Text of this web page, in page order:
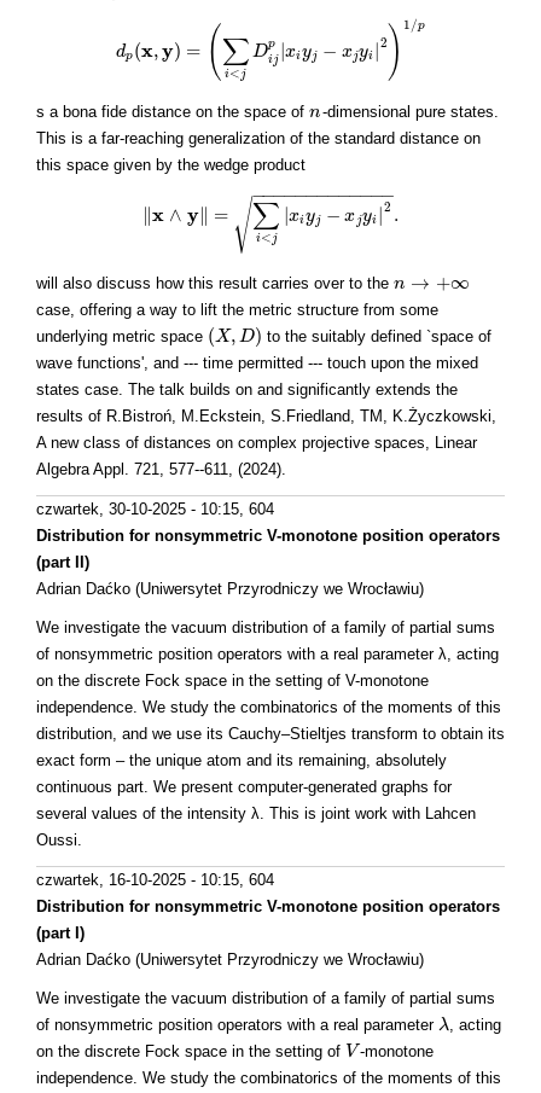
dp (x,y) = (∑
i< j
Dp
ij |xiyj − xjyi |2 ) 1 /p
dp( x,y = ∑i Dijp xiyj−xjy |2)1/p
s a bona fide distance on the space of n
n -dimensional pure states.
This is a far-reaching generalization of the standard distance on
this space given by the wedge product
∥x ∧ y∥ = ∑
i< j
|xiyj − x jyi |2
− −
−−−−−−−−−−−
√ .
‖x ∧y‖ ∑ < yj−xjyi|2 .
will also discuss how this result carries over to the n → +∞
n→+∞
case, offering a way to lift the metric structure from some
underlying metric space (X, D)
(X,D )
to the suitably defined `space of
wave functions', and --- time permitted --- touch upon the mixed
states case. The talk builds on and significantly extends the
results of R.Bistroń, M.Eckstein, S.Friedland, TM, K.Życzkowski,
A new class of distances on complex projective spaces, Linear
Algebra Appl. 721, 577--611, (2024).
czwartek, 30-10-2025 - 10:15 , 604
Distribution for nonsymmetric V-monotone position operators
(part II)
Adrian Daćko (Uniwersytet Przyrodniczy we Wrocławiu)
We investigate the vacuum distribution of a family of partial sums
of nonsymmetric position operators with a real parameter λ, acting
on the discrete Fock space in the setting of V-monotone
independence. We study the combinatorics of the moments of this
distribution, and we use its Cauchy–Stieltjes transform to obtain its
exact form – the unique atom and its remaining, absolutely
continuous part. We present computer-generated graphs for
several values of the intensity λ. This is joint work with Lahcen
Oussi.
czwartek, 16-10-2025 - 10:15 , 604
Distribution for nonsymmetric V-monotone position operators
(part I)
Adrian Daćko (Uniwersytet Przyrodniczy we Wrocławiu)
We investigate the vacuum distribution of a family of partial sums
of nonsymmetric position operators with a real parameter λ
λ
, acting
on the discrete Fock space in the setting of V
V -monotone
independence. We study the combinatorics of the moments of this